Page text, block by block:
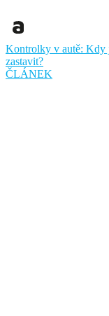
Kontrolky v autě: Kdy
zastavit?
ČLÁNEK